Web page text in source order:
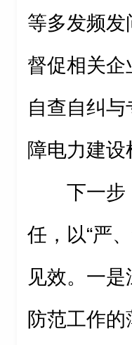
等多发频
督促相关
自查自纠
障电力建
下一步
任，以“严
见效。一
防范工作